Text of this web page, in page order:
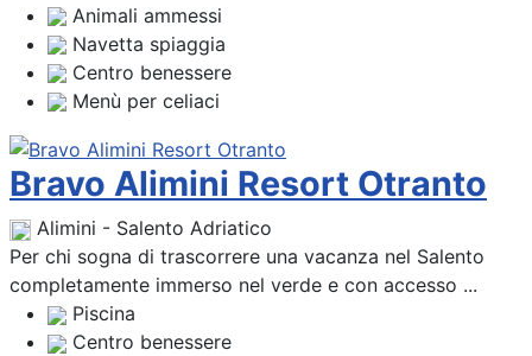
Animali ammessi
Navetta spiaggia
Centro benessere
Menù per celiaci
Bravo Alimini Resort Otranto
Alimini - Salento Adriatico
Per chi sogna di trascorrere una vacanza nel Salento
completamente immerso nel verde e con accesso ...
Piscina
Centro benessere